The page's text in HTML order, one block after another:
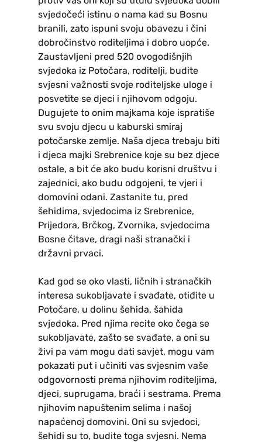
svjedočeći istinu o nama kad su Bosnu
branili, zato ispuni svoju obavezu i čini
dobročinstvo roditeljima i dobro uopće.
Zaustavljeni pred 520 ovogodišnjih
svjedoka iz Potočara, roditelji, budite
svjesni važnosti svoje roditeljske uloge i
posvetite se djeci i njihovom odgoju.
Dugujete to onim majkama koje ispratiše
svu svoju djecu u kaburski smiraj
potočarske zemlje. Naša djeca trebaju biti
i djeca majki Srebrenice koje su bez djece
ostale, a bit će ako budu korisni društvu i
zajednici, ako budu odgojeni, te vjeri i
domovini odani. Zastanite tu, pred
šehidima, svjedocima iz Srebrenice,
Prijedora, Brčkog, Zvornika, svjedocima
Bosne čitave, dragi naši stranački i
državni prvaci.
Kad god se oko vlasti, ličnih i stranačkih
interesa sukobljavate i svađate, otiđite u
Potočare, u dolinu šehida, šahida
svjedoka. Pred njima recite oko čega se
sukobljavate, zašto se svađate, a oni su
živi pa vam mogu dati savjet, mogu vam
pokazati put i učiniti vas svjesnim vaše
odgovornosti prema njihovim roditeljima,
djeci, suprugama, braći i sestrama. Prema
njihovim napuštenim selima i našoj
napaćenoj domovini. Oni su svjedoci,
šehidi su to, budite toga svjesni. Nema